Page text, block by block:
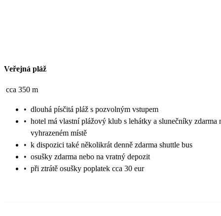
Veřejná pláž
cca 350 m
• dlouhá písčitá pláž s pozvolným vstupem
• hotel má vlastní plážový klub s lehátky a slunečníky zdarma
vyhrazeném místě
• k dispozici také několikrát denně zdarma shuttle bus
• osušky zdarma nebo na vratný depozit
• při ztrátě osušky poplatek cca 30 eur